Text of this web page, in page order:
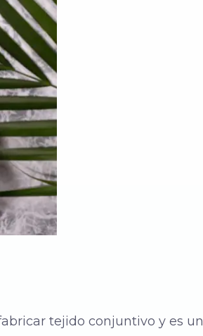
tejido conjuntivo y es un